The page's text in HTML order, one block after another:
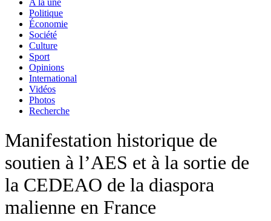
A la une
Politique
Économie
Société
Culture
Sport
Opinions
International
Vidéos
Photos
Recherche
Manifestation historique de
soutien à l’AES et à la sortie de
la CEDEAO de la diaspora
malienne en France